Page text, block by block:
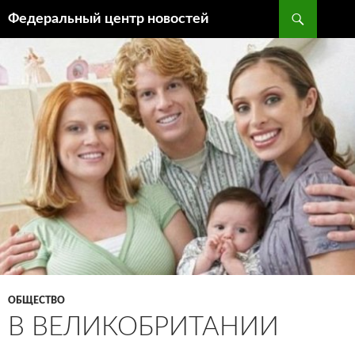
Федеральный центр новостей
СОДЕРЖИМОМУ
ОБЩЕСТВО
В ВЕЛИКОБРИТАНИИ